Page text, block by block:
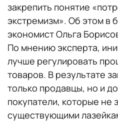
закрепить понятие
экстремизм». Об этом в
экономист Ольга
По мнению эксперта,
лучше регулировать
товаров. В результате
только продавцы, но и
покупатели, которые не
существующими